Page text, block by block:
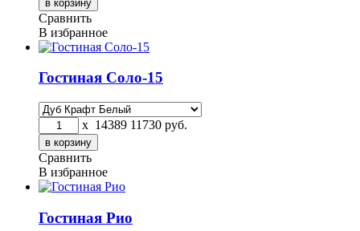
Сравнить
В избранное
Гостиная Соло-15
x 14389 11730 руб.
Сравнить
В избранное
Гостиная Рио